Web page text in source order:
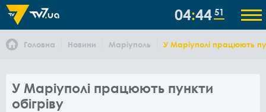
04 44 51
Головна Новини Маріуполь У Маріуполі працюють
У Маріуполі працюють пункти
обігріву